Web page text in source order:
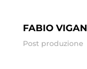
FABIO
Post produzione